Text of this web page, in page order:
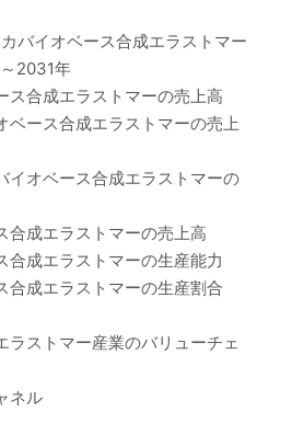
バイオベース合成エラストマー
2031年
ス合成エラストマーの売上高
ベース合成エラストマーの売上
イオベース合成エラストマーの
合成エラストマーの売上高
合成エラストマーの生産能力
合成エラストマーの生産割合
ラストマー産業のバリューチェ
ネル